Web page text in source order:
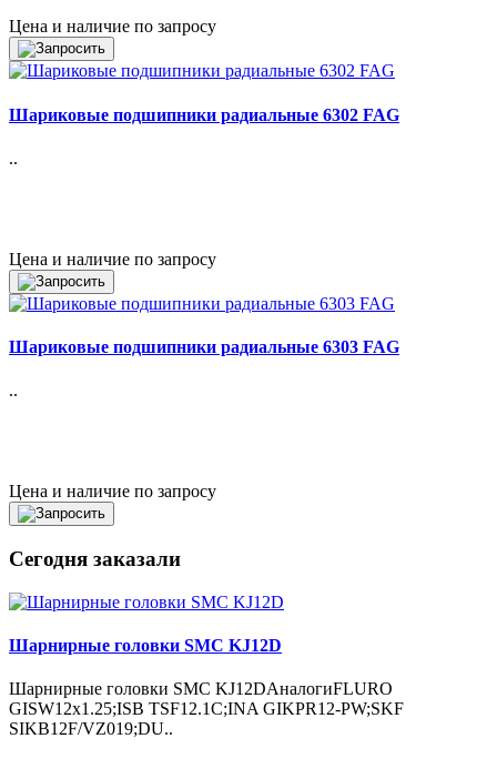
Цена и наличие по запросу
Шариковые подшипники радиальные 6302 FAG
..
Цена и наличие по запросу
Шариковые подшипники радиальные 6303 FAG
..
Цена и наличие по запросу
Сегодня заказали
Шарнирные головки SMC KJ12D
Шарнирные головки SMC KJ12DАналогиFLURO
GISW12x1.25;ISB TSF12.1C;INA GIKPR12-PW;SKF
SIKB12F/VZ019;DU..